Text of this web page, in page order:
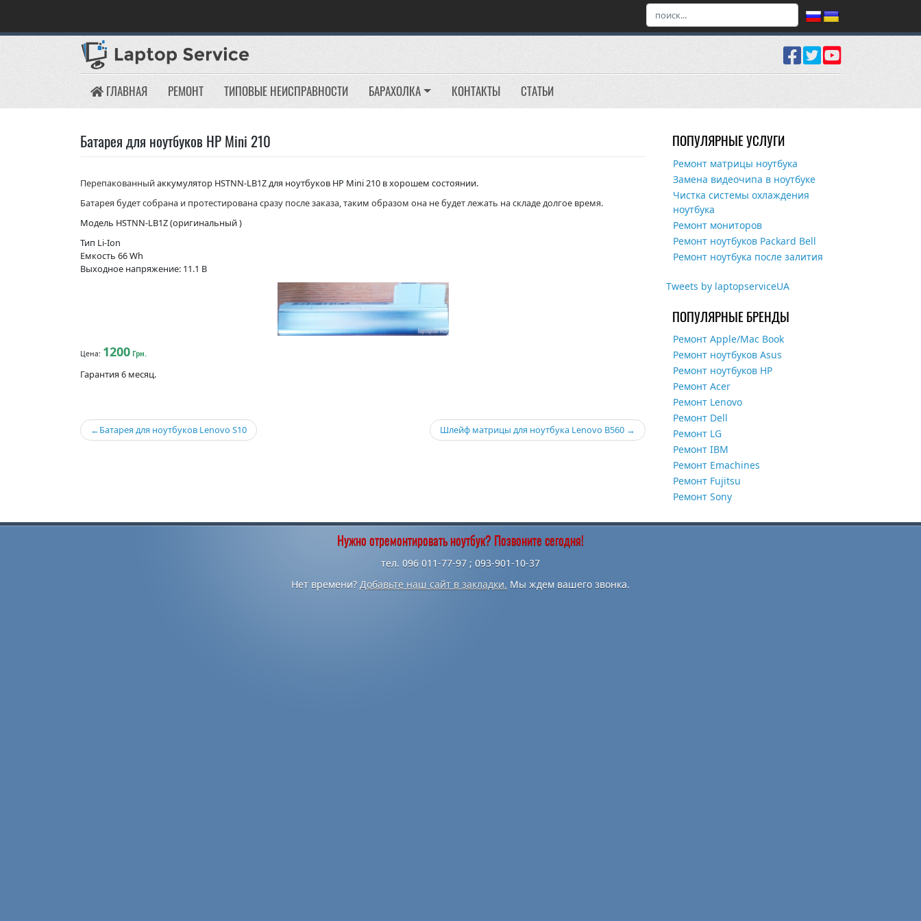
content
ГЛАВНАЯ РЕМОНТ ТИПОВЫЕ НЕИСПРАВНОСТИ БАРАХОЛКА КОНТАКТЫ СТАТЬИ
Батарея для ноутбуков HP Mini 210
Перепакованныйаккумулятор HSTNN-LB1Z для ноутбуков HP Mini 210 в хорошем состоянии.
Батарея будет собрана и протестирована сразу после заказа, таким образом она не будет лежать на складе долгое время.
Модель HSTNN-LB1Z (оригинальный )
Тип Li-Ion
Емкость 66 Wh
Выходное напряжение: 11.1 В
Цена: 1200 Грн.
Гарантия 6 месяц.
Навигация
Батарея для ноутбуков Lenovo S10 Шлейф матрицы для ноутбука Lenovo B560
ПОПУЛЯРНЫЕ УСЛУГИ
Ремонт матрицы ноутбука
Замена видеочипа в ноутбуке
Чистка системы охлаждения
ноутбука
Ремонт мониторов
Ремонт ноутбуков Packard Bell
Ремонт ноутбука после залития
Tweets by laptopserviceUA
ПОПУЛЯРНЫЕ БРЕНДЫ
Ремонт Apple/Mac Book
Ремонт ноутбуков Asus
Ремонт ноутбуков HP
Ремонт Acer
Ремонт Lenovo
Ремонт Dell
Ремонт LG
Ремонт IBM
Ремонт Emachines
Ремонт Fujitsu
Ремонт Sony
Нужно отремонтировать ноутбук? Позвоните сегодня!
тел. 096 011-77-97 ; 093-901-10-37
Нет времени? Добавьте наш сайт в закладки. Мы ждем вашего звонка.